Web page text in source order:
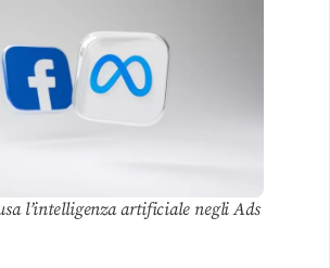
l’intelligenza artificiale negli Ads